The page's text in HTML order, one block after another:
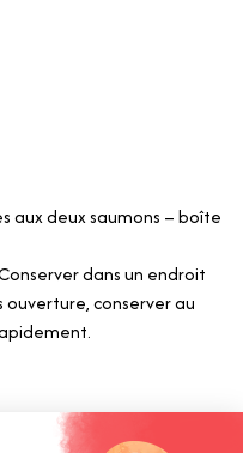
aux deux saumons – boîte
dans un endroit
ouverture, conserver au